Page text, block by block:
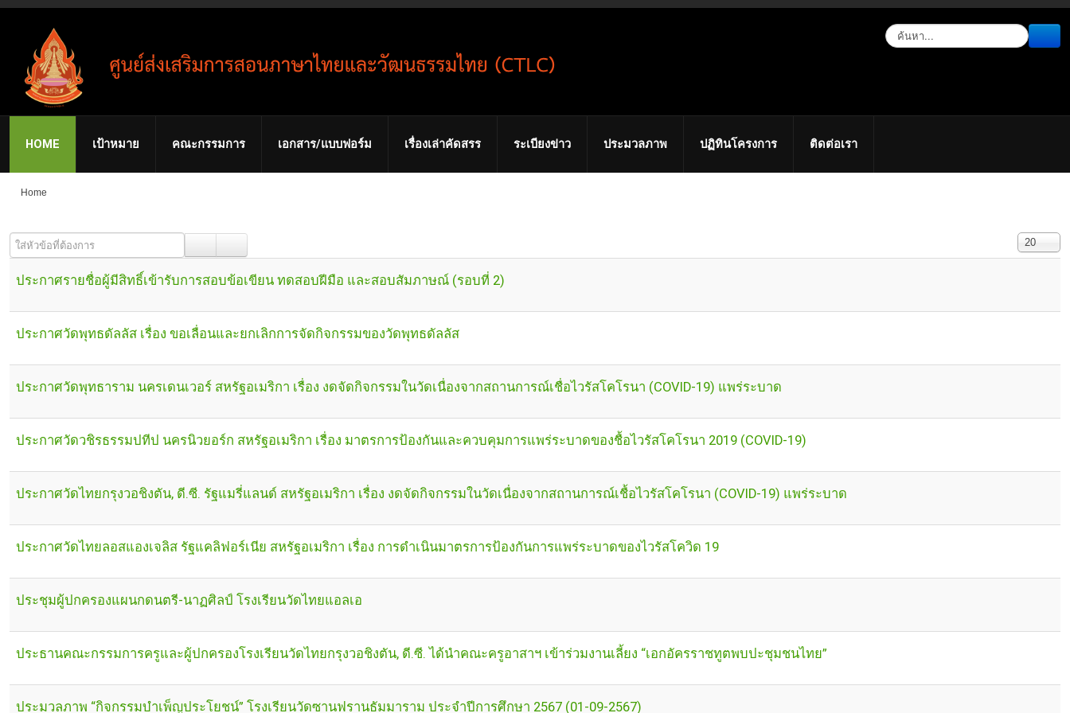
HOME เป้าหมาย คณะกรรมการ เอกสาร/แบบฟอร์ม เรื่องเล่าคัดสรร ระเบียงข่าว ประมวลภาพ ปฏิทินโครงการ ติดต่อเรา
Home
ใส่หัวข้อที่ต้องการ แสดง #
20
ประกาศรายชื่อผู้มีสิทธิ์เข้ารับการสอบข้อเขียน ทดสอบฝีมือ และสอบสัมภาษณ์ (รอบที่ 2)
ประกาศวัดพุทธดัลลัส เรื่อง ขอเลื่อนและยกเลิกการจัดกิจกรรมของวัดพุทธดัลลัส
ประกาศวัดพุทธาราม นครเดนเวอร์ สหรัฐอเมริกา เรื่อง งดจัดกิจกรรมในวัดเนื่องจากสถานการณ์เชื่อไวรัสโคโรนา (COVID-19) แพร่ระบาด
ประกาศวัดวชิรธรรมปทีป นครนิวยอร์ก สหรัฐอเมริกา เรื่อง มาตรการป้องกันและควบคุมการแพร่ระบาดของชื้อไวรัสโคโรนา 2019 (COVID-19)
ประกาศวัดไทยกรุงวอชิงตัน, ดี.ซี. รัฐแมรี่แลนด์ สหรัฐอเมริกา เรื่อง งดจัดกิจกรรมในวัดเนื่องจากสถานการณ์เชื้อไวรัสโคโรนา (COVID-19) แพร่ระบาด
ประกาศวัดไทยลอสแองเจลิส รัฐแคลิฟอร์เนีย สหรัฐอเมริกา เรื่อง การดำเนินมาตรการป้องกันการแพร่ระบาดของไวรัสโควิด 19
ประชุมผู้ปกครองแผนกดนตรี-นาฏศิลป์ โรงเรียนวัดไทยแอลเอ
ประธานคณะกรรมการครูและผู้ปกครองโรงเรียนวัดไทยกรุงวอชิงตัน, ดี.ซี. ได้นำคณะครูอาสาฯ เข้าร่วมงานเลี้ยง “เอกอัครราชทูตพบปะชุมชนไทย”
ประมวลภาพ “กิจกรรมบำเพ็ญประโยชน์” โรงเรียนวัดซานฟรานธัมมาราม ประจำปีการศึกษา 2567 (01-09-2567)